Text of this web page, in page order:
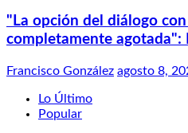
"La opción del diálogo
completamente agotada":
Francisco González agosto 8,
Lo Último
Popular